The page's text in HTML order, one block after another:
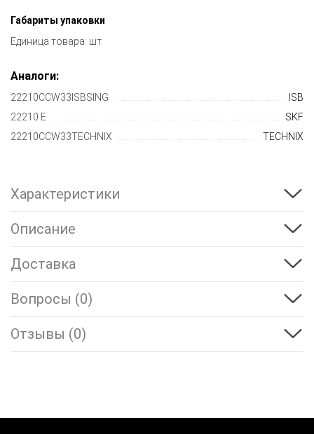
Габариты упаковки
Единица товара: шт
Аналоги:
22210CCW33ISBSING
ISB
22210 E
SKF
22210CCW33TECHNIX
TECHNIX
Характеристики
Описание
Доставка
Вопросы (0)
Отзывы (0)